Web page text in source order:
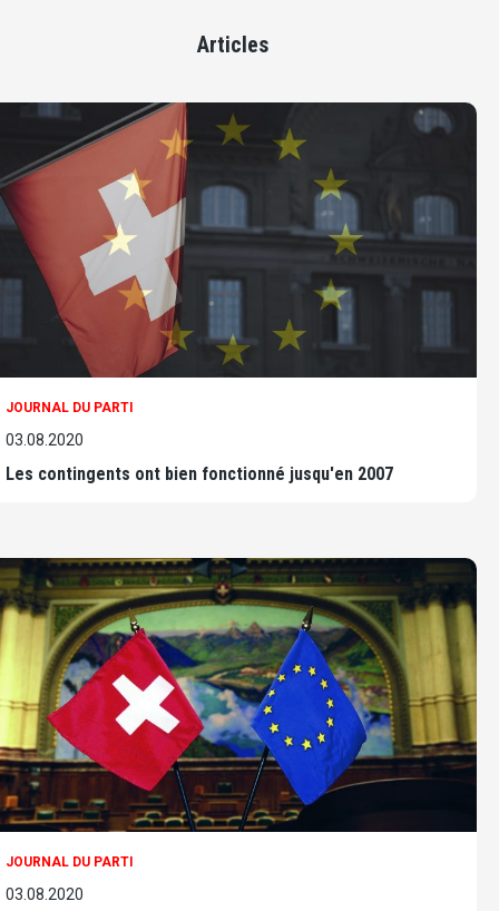
Articles
JOURNAL DU PARTI
03.08.2020
Les contingents ont bien fonctionné jusqu'en 2007
JOURNAL DU PARTI
03.08.2020